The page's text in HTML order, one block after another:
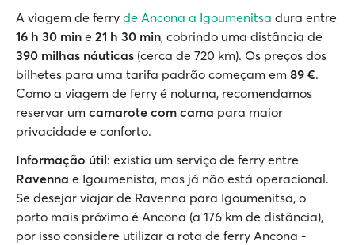
A viagem de ferry de Ancona a Igoumenitsa dura entre
16 h 30 min e 21 h 30 min, cobrindo uma distância de
390 milhas náuticas (cerca de 720 km). Os preços dos
bilhetes para uma tarifa padrão começam em 89 €.
Como a viagem de ferry é noturna, recomendamos
reservar um camarote com cama para maior
privacidade e conforto.
Informação útil: existia um serviço de ferry entre
Ravenna e Igoumenista, mas já não está operacional.
Se desejar viajar de Ravenna para Igoumenitsa, o
porto mais próximo é Ancona (a 176 km de distância),
por isso considere utilizar a rota de ferry Ancona -